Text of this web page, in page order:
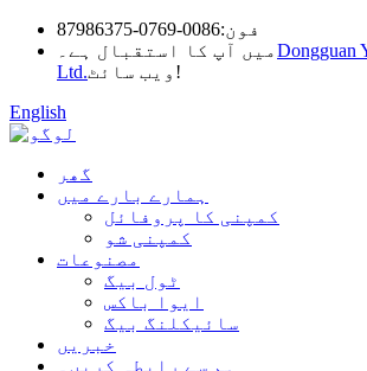
فون:0086-0769-87986375
میں آپ کا استقبال ہے۔Dongguan
Ltd.
ویب سائٹ!
English
گھر
ہمارے بارے میں
کمپنی کا پروفائل
کمپنی شو
مصنوعات
ٹول بیگ
ایوا باکس
سائیکلنگ بیگ
خبریں
ہم سے رابطہ کریں۔